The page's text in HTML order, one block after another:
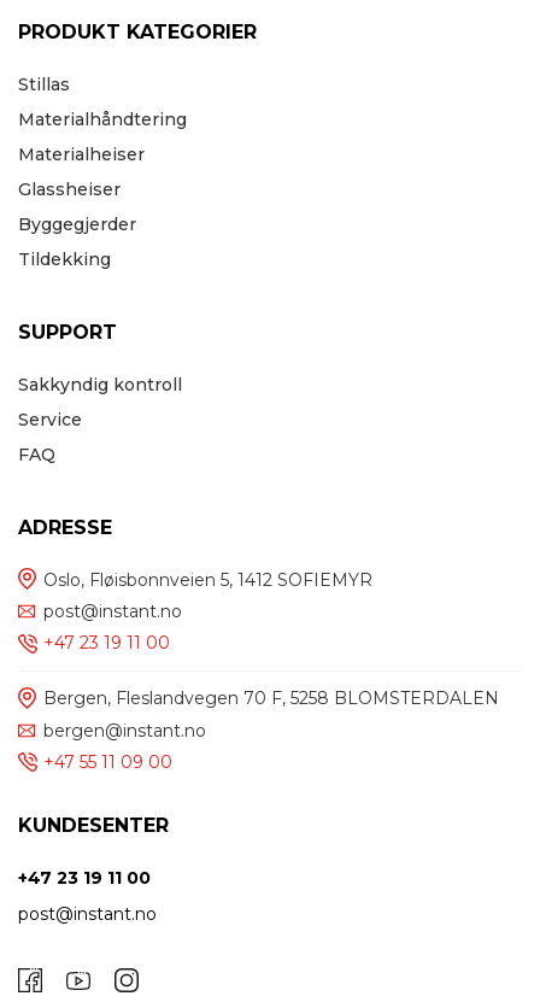
PRODUKT KATEGORIER
Stillas
Materialhåndtering
Materialheiser
Glassheiser
Byggegjerder
Tildekking
SUPPORT
Sakkyndig kontroll
Service
FAQ
ADRESSE
Oslo, Fløisbonnveien 5, 1412 SOFIEMYR
post@instant.no
+47 23 19 11 00
Bergen, Fleslandvegen 70 F, 5258 BLOMSTERDALEN
bergen@instant.no
+47 55 11 09 00
KUNDESENTER
+47 23 19 11 00
post@instant.no